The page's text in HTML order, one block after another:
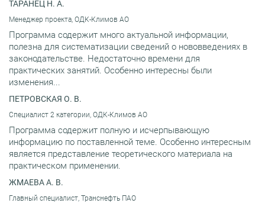
ТАРАНЕЦ Н. А.
Менеджер проекта, ОДК-Климов АО
Программа содержит много актуальной информации,
полезна для систематизации сведений о нововведениях в
законодательстве. Недостаточно времени для
практических занятий. Особенно интересны были
изменения...
ПЕТРОВСКАЯ О. В.
Специалист 2 категории, ОДК-Климов АО
Программа содержит полную и исчерпывающую
информацию по поставленной теме. Особенно интересным
является представление теоретического материала на
практическом применении.
ЖМАЕВА А. В.
Главный специалист, Транснефть ПАО